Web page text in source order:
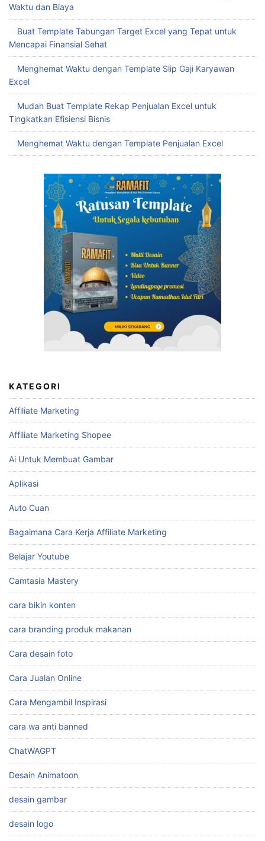
Waktu dan Biaya
Buat Template Tabungan Target Excel yang Tepat untuk
Mencapai Finansial Sehat
Menghemat Waktu dengan Template Slip Gaji Karyawan
Excel
Mudah Buat Template Rekap Penjualan Excel untuk
Tingkatkan Efisiensi Bisnis
Menghemat Waktu dengan Template Penjualan Excel
KATEGORI
Affiliate Marketing
Affiliate Marketing Shopee
Ai Untuk Membuat Gambar
Aplikasi
Auto Cuan
Bagaimana Cara Kerja Affiliate Marketing
Belajar Youtube
Camtasia Mastery
cara bikin konten
cara branding produk makanan
Cara desain foto
Cara Jualan Online
Cara Mengambil Inspirasi
cara wa anti banned
ChatWAGPT
Desain Animatoon
desain gambar
desain logo